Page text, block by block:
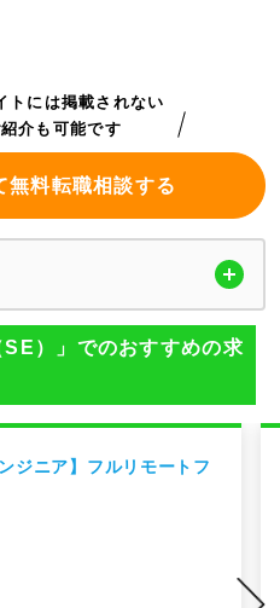
トには掲載されない
介も可能です
無料転職相談する
SE）」でのおすすめの求
ジニア】フルリモートフ